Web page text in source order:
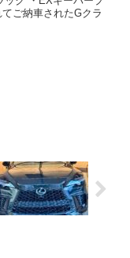
ご納車されたGクラ